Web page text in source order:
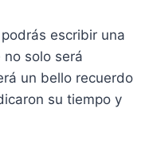
escribir una
solo será
un bello recuerdo
su tiempo y